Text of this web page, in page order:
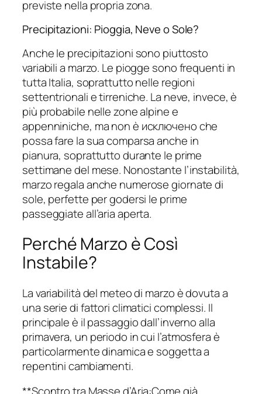
previste nella propria zona.
Precipitazioni: Pioggia, Neve o Sole?
Anche le precipitazioni sono piuttosto
variabili a marzo. Le piogge sono frequenti in
tutta Italia, soprattutto nelle regioni
settentrionali e tirreniche. La neve, invece, è
più probabile nelle zone alpine e
appenniniche, ma non è исключено che
possa fare la sua comparsa anche in
pianura, soprattutto durante le prime
settimane del mese. Nonostante l’instabilità,
marzo regala anche numerose giornate di
sole, perfette per godersi le prime
passeggiate all’aria aperta.
Perché Marzo è Così
Instabile?
La variabilità del meteo di marzo è dovuta a
una serie di fattori climatici complessi. Il
principale è il passaggio dall’inverno alla
primavera, un periodo in cui l’atmosfera è
particolarmente dinamica e soggetta a
repentini cambiamenti.